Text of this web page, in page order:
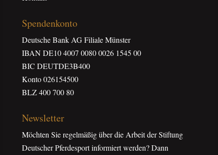
Spendenkonto
Deutsche Bank AG Filiale Münster
IBAN DE10 4007 0080 0026 1545 00
BIC DEUTDE3B400
Konto 026154500
BLZ 400 700 80
Newsletter
Möchten Sie regelmäßig über die Arbeit der Stiftung
Deutscher Pferdesport informiert werden? Dann